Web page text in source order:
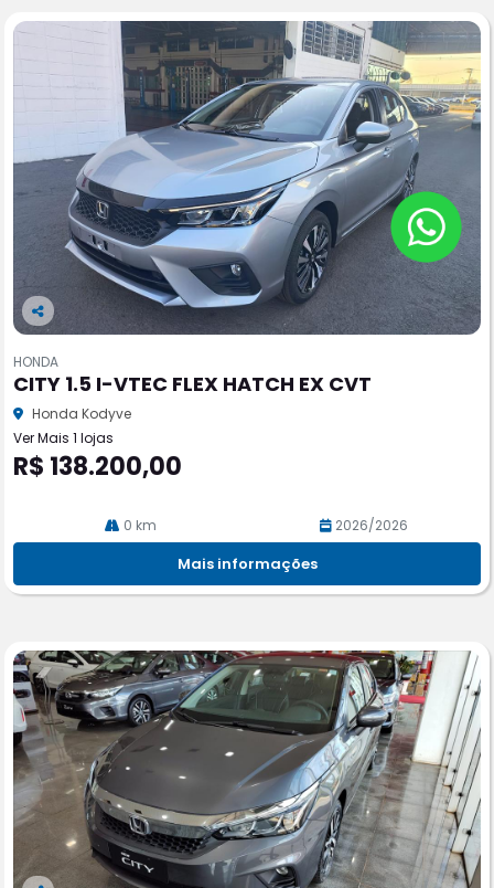
Co
pa
rtil
he
HONDA
CITY 1.5 I-VTEC FLEX HATCH EX CVT
Honda Kodyve
Ver Mais 1 lojas
R$ 138.200,00
0 km 2026/2026
Mais informações